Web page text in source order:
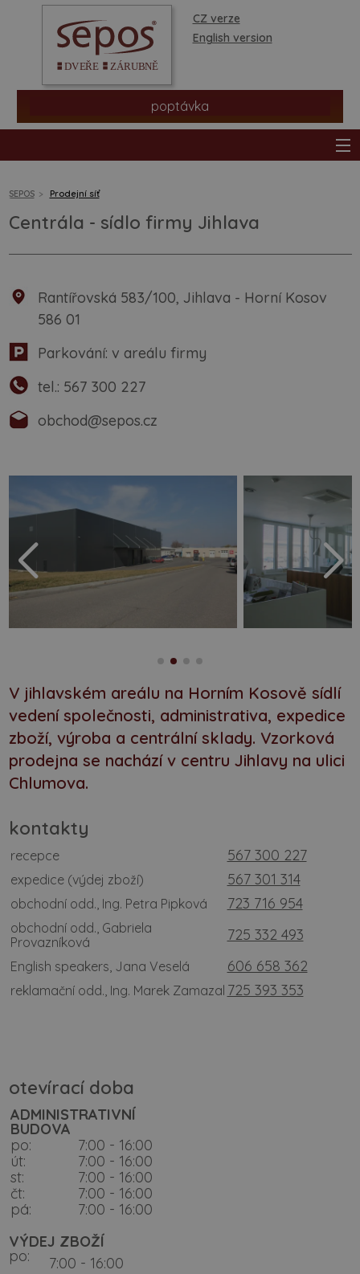
CZ verze
English version
poptávka
informace a rady
SEPOS Prodejní síť
Centrála - sídlo firmy Jihlava
Rantířovská 583/100, Jihlava - Horní Kosov
586 01
Parkování: v areálu firmy
tel.: 567 300 227
obchod@sepos.cz
V jihlavském areálu na Horním Kosově sídlí
vedení společnosti, administrativa, expedice
zboží, výroba a centrální sklady. Vzorková
prodejna se nachází v centru Jihlavy na ulici
Chlumova.
kontakty
recepce 567 300 227
expedice (výdej zboží) 567 301 314
obchodní odd., Ing. Petra Pipková 723 716 954
obchodní odd., Gabriela
Provazníková
725 332 493
English speakers, Jana Veselá 606 658 362
reklamační odd., Ing. Marek Zamazal 725 393 353
otevírací doba
ADMINISTRATIVNÍ
BUDOVA
po:
7:00 - 16:00
út:
7:00 - 16:00
st:
7:00 - 16:00
čt:
7:00 - 16:00
pá:
7:00 - 16:00
VÝDEJ ZBOŽÍ
po:
7:00 - 16:00